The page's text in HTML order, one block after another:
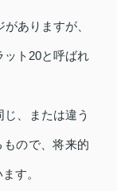
ありますが、
ット20と呼ばれ
、または違う
ので、将来的
す。